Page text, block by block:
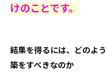
けのことです。
結果を得るには、どのよ
築をすべきなのか